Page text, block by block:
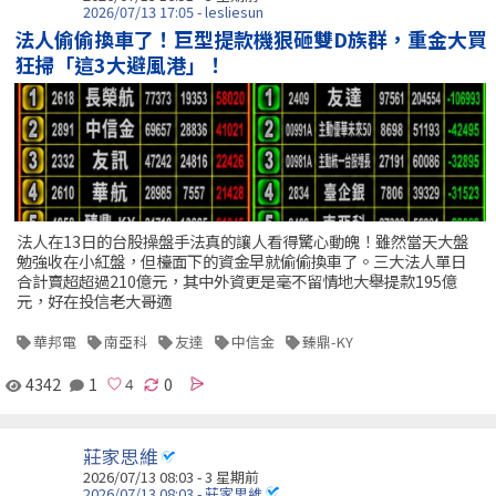
2026/07/13 17:05 - lesliesun
法人偷偷換車了！巨型提款機狠砸雙D族群，重金大買
狂掃「這3大避風港」！
法人在13日的台股操盤手法真的讓人看得驚心動魄！雖然當天大盤
勉強收在小紅盤，但檯面下的資金早就偷偷換車了。三大法人單日
合計賣超超過210億元，其中外資更是毫不留情地大舉提款195億
元，好在投信老大哥適
華邦電 南亞科 友達 中信金 臻鼎-KY
4342 1 0
莊家思維
2026/07/13 08:03 - 3 星期前